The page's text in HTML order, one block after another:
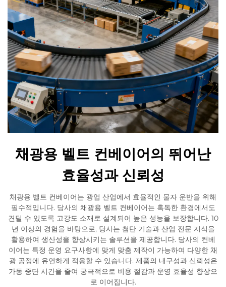
채광용 벨트 컨베이어의 뛰어난
효율성과 신뢰성
채광용 벨트 컨베이어는 광업 산업에서 효율적인 물자 운반을 위해
필수적입니다. 당사의 채광용 벨트 컨베이어는 혹독한 환경에서도
견딜 수 있도록 고강도 소재로 설계되어 높은 성능을 보장합니다. 10
년 이상의 경험을 바탕으로, 당사는 첨단 기술과 산업 전문 지식을
활용하여 생산성을 향상시키는 솔루션을 제공합니다. 당사의 컨베
이어는 특정 운영 요구사항에 맞게 맞춤 제작이 가능하여 다양한 채
광 공정에 유연하게 적응할 수 있습니다. 제품의 내구성과 신뢰성은
가동 중단 시간을 줄여 궁극적으로 비용 절감과 운영 효율성 향상으
로 이어집니다.